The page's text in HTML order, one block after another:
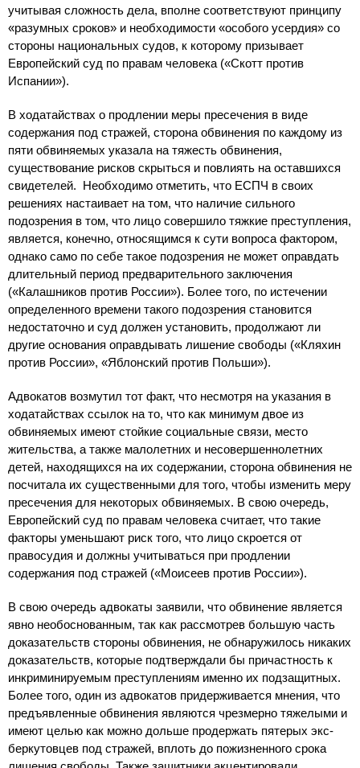
учитывая сложность дела, вполне соответствуют принципу
«разумных сроков» и необходимости «особого усердия» со
стороны национальных судов, к которому призывает
Европейский суд по правам человека («Скотт против
Испании»).
В ходатайствах о продлении меры пресечения в виде
содержания под стражей, сторона обвинения по каждому из
пяти обвиняемых указала на тяжесть обвинения,
существование рисков скрыться и повлиять на оставшихся
свидетелей. Необходимо отметить, что ЕСПЧ в своих
решениях настаивает на том, что наличие сильного
подозрения в том, что лицо совершило тяжкие преступления,
является, конечно, относящимся к сути вопроса фактором,
однако само по себе такое подозрения не может оправдать
длительный период предварительного заключения
(«Калашников против России»). Более того, по истечении
определенного времени такого подозрения становится
недостаточно и суд должен установить, продолжают ли
другие основания оправдывать лишение свободы («Кляхин
против России», «Яблонский против Польши»).
Адвокатов возмутил тот факт, что несмотря на указания в
ходатайствах ссылок на то, что как минимум двое из
обвиняемых имеют стойкие социальные связи, место
жительства, а также малолетних и несовершеннолетних
детей, находящихся на их содержании, сторона обвинения не
посчитала их существенными для того, чтобы изменить меру
пресечения для некоторых обвиняемых. В свою очередь,
Европейский суд по правам человека считает, что такие
факторы уменьшают риск того, что лицо скроется от
правосудия и должны учитываться при продлении
содержания под стражей («Моисеев против России»).
В свою очередь адвокаты заявили, что обвинение является
явно необоснованным, так как рассмотрев большую часть
доказательств стороны обвинения, не обнаружилось никаких
доказательств, которые подтверждали бы причастность к
инкриминируемым преступлениям именно их подзащитных.
Более того, один из адвокатов придерживается мнения, что
предъявленные обвинения являются чрезмерно тяжелыми и
имеют целью как можно дольше продержать пятерых экс-
беркутовцев под стражей, вплоть до пожизненного срока